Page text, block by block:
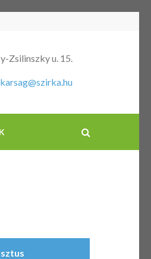
és Óvoda
Zsilinszky u. 15.